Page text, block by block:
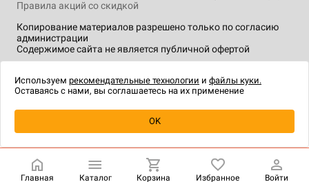
Уведомить о наличии
Копирование материалов разрешено только по согласию
администрации
Содержимое сайта не является публичной офертой
Правила акций со скидкой
технологии.
Главная Каталог Корзина Избранное Войти
Используем рекомендательные технологии и файлы куки.
Оставаясь с нами, вы соглашаетесь на их применение
OK